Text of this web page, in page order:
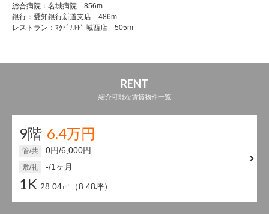
総合病院：名城病院 856m
銀行：愛知銀行新道支店 486m
レストラン：ﾏｸﾄﾞﾅﾙﾄﾞ 城西店 505m
RENT
紹介可能な賃貸物件一覧
9階 6.4万円
管/共 0円/6,000円
敷/礼 -/1ヶ月
1K 28.04㎡（8.48坪）